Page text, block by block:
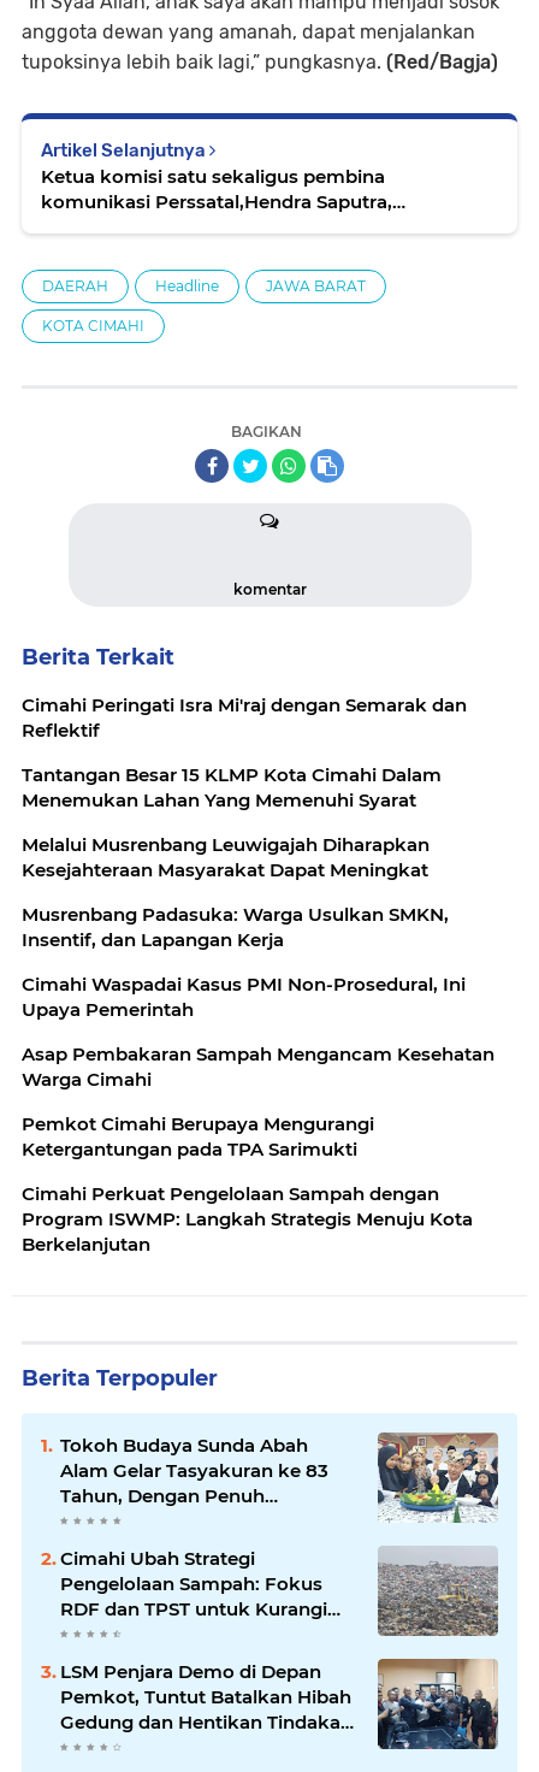
anggota dewan yang amanah, dapat menjalankan
tupoksinya lebih baik lagi,” pungkasnya. (Red/Bagja)
Artikel Selanjutnya
Ketua komisi satu sekaligus pembina
komunikasi Perssatal,Hendra Saputra,
DAERAH Headline JAWA BARAT
KOTA CIMAHI
BAGIKAN
komentar
Berita Terkait
Cimahi Peringati Isra Mi'raj dengan Semarak dan
Reflektif
Tantangan Besar 15 KLMP Kota Cimahi Dalam
Menemukan Lahan Yang Memenuhi Syarat
Melalui Musrenbang Leuwigajah Diharapkan
Kesejahteraan Masyarakat Dapat Meningkat
Musrenbang Padasuka: Warga Usulkan SMKN,
Insentif, dan Lapangan Kerja
Cimahi Waspadai Kasus PMI Non-Prosedural, Ini
Upaya Pemerintah
Asap Pembakaran Sampah Mengancam Kesehatan
Warga Cimahi
Pemkot Cimahi Berupaya Mengurangi
Ketergantungan pada TPA Sarimukti
Cimahi Perkuat Pengelolaan Sampah dengan
Program ISWMP: Langkah Strategis Menuju Kota
Berkelanjutan
Berita Terpopuler
Tokoh Budaya Sunda Abah
Alam Gelar Tasyakuran ke 83
Tahun, Dengan Penuh
Kehangatan
Cimahi Ubah Strategi
Pengelolaan Sampah: Fokus
RDF dan TPST untuk Kurangi
Ketergantungan TPA
LSM Penjara Demo di Depan
Pemkot, Tuntut Batalkan Hibah
Gedung dan Hentikan Tindakan
Sewenang-wenang